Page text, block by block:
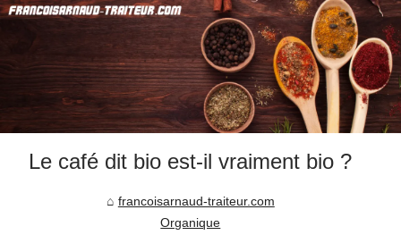
Le café dit bio est-il vraiment bio ?
francoisarnaud-traiteur.com
Organique